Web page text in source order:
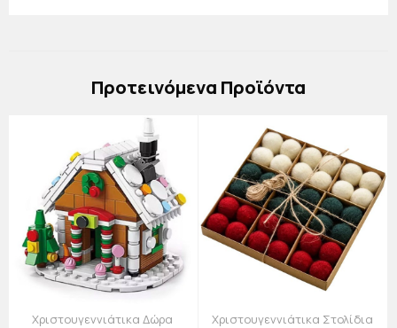
Πρoτεινόμενα Προϊόντα
Χριστουγεννιάτικα Δώρα Χριστουγεννιάτικα Στολίδια